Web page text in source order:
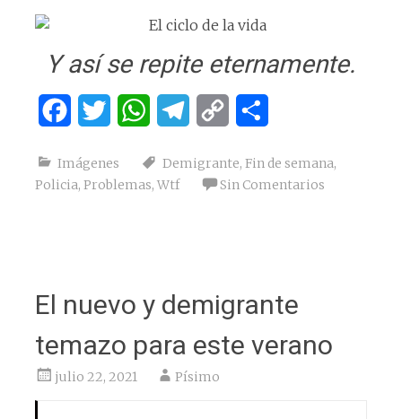
Y así se repite eternamente.
FacebookTwitter WhatsAppTelegram
Copy
Imágenes Demigrante, Fin de semana,
Policia, Problemas, Wtf Sin Comentarios
El nuevo y demigrante
temazo para este verano
julio 22, 2021 Písimo